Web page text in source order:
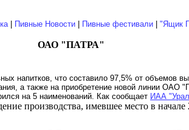
| Пивные Новости| Пивные фестивали| "Ящик
ОАО "ПАТРА"
напитков, что составило 97,5% от объемов
а также на приобретение новой линии ОАО
на 5 наименований. Как сообщает ИАА
производства, имевшее место в начале